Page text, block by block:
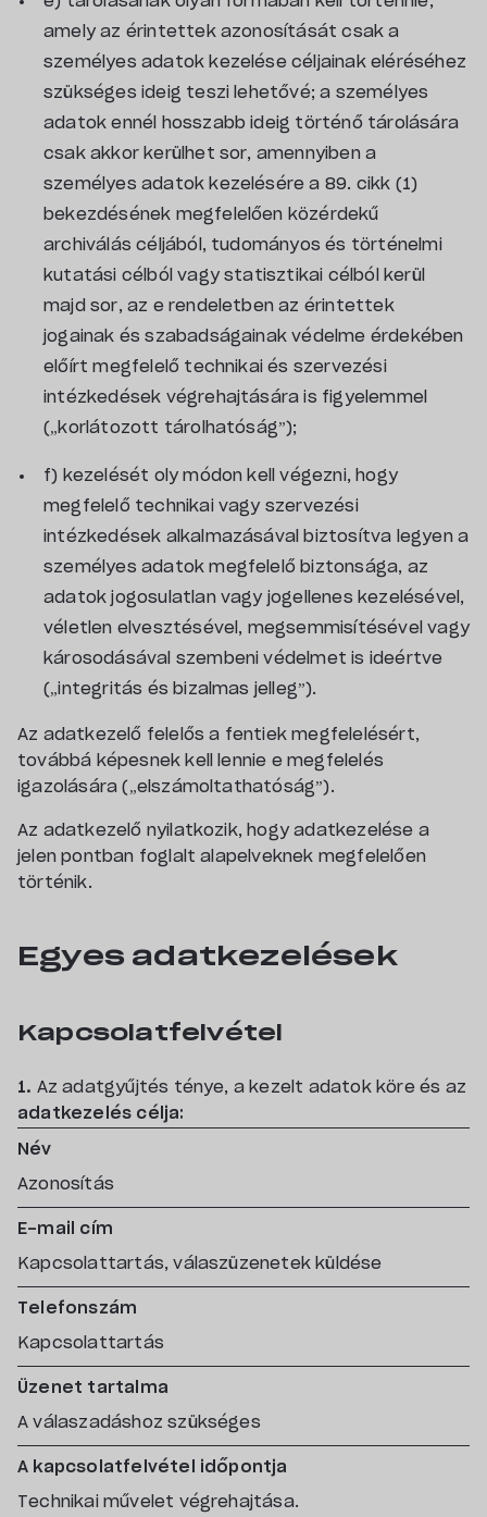
amely az érintettek azonosítását csak a
személyes adatok kezelése céljainak eléréséhez
szükséges ideig teszi lehetővé; a személyes
adatok ennél hosszabb ideig történő tárolására
csak akkor kerülhet sor, amennyiben a
személyes adatok kezelésére a 89. cikk (1)
bekezdésének megfelelően közérdekű
archiválás céljából, tudományos és történelmi
kutatási célból vagy statisztikai célból kerül
majd sor, az e rendeletben az érintettek
jogainak és szabadságainak védelme érdekében
előírt megfelelő technikai és szervezési
intézkedések végrehajtására is figyelemmel
(„korlátozott tárolhatóság”);
f) kezelését oly módon kell végezni, hogy
megfelelő technikai vagy szervezési
intézkedések alkalmazásával biztosítva legyen a
személyes adatok megfelelő biztonsága, az
adatok jogosulatlan vagy jogellenes kezelésével,
véletlen elvesztésével, megsemmisítésével vagy
károsodásával szembeni védelmet is ideértve
(„integritás és bizalmas jelleg”).
Az adatkezelő felelős a fentiek megfelelésért,
továbbá képesnek kell lennie e megfelelés
igazolására („elszámoltathatóság”).
Az adatkezelő nyilatkozik, hogy adatkezelése a
jelen pontban foglalt alapelveknek megfelelően
történik.
Egyes adatkezelések
Kapcsolatfelvétel
1. Az adatgyűjtés ténye, a kezelt adatok köre és az
adatkezelés célja:
Név
Azonosítás
E-mail cím
Kapcsolattartás, válaszüzenetek küldése
Telefonszám
Kapcsolattartás
Üzenet tartalma
A válaszadáshoz szükséges
A kapcsolatfelvétel időpontja
Technikai művelet végrehajtása.